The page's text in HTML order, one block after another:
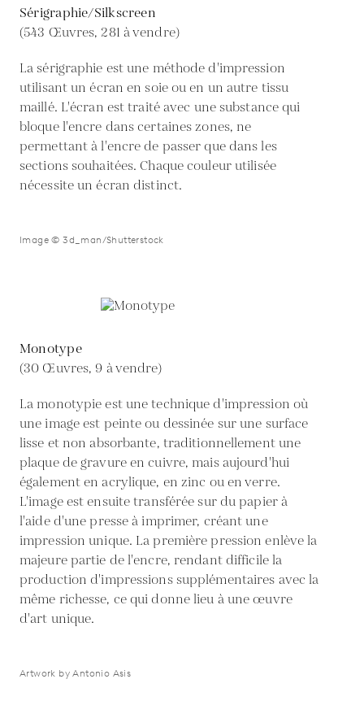
Sérigraphie/Silkscreen
(543 Œuvres, 281 à vendre)
La sérigraphie est une méthode d'impression
utilisant un écran en soie ou en un autre tissu
maillé. L'écran est traité avec une substance qui
bloque l'encre dans certaines zones, ne
permettant à l'encre de passer que dans les
sections souhaitées. Chaque couleur utilisée
nécessite un écran distinct.
Image © 3d_man/Shutterstock
Monotype
(30 Œuvres, 9 à vendre)
La monotypie est une technique d'impression où
une image est peinte ou dessinée sur une surface
lisse et non absorbante, traditionnellement une
plaque de gravure en cuivre, mais aujourd'hui
également en acrylique, en zinc ou en verre.
L'image est ensuite transférée sur du papier à
l'aide d'une presse à imprimer, créant une
impression unique. La première pression enlève la
majeure partie de l'encre, rendant difficile la
production d'impressions supplémentaires avec la
même richesse, ce qui donne lieu à une œuvre
d'art unique.
Artwork by Antonio Asis